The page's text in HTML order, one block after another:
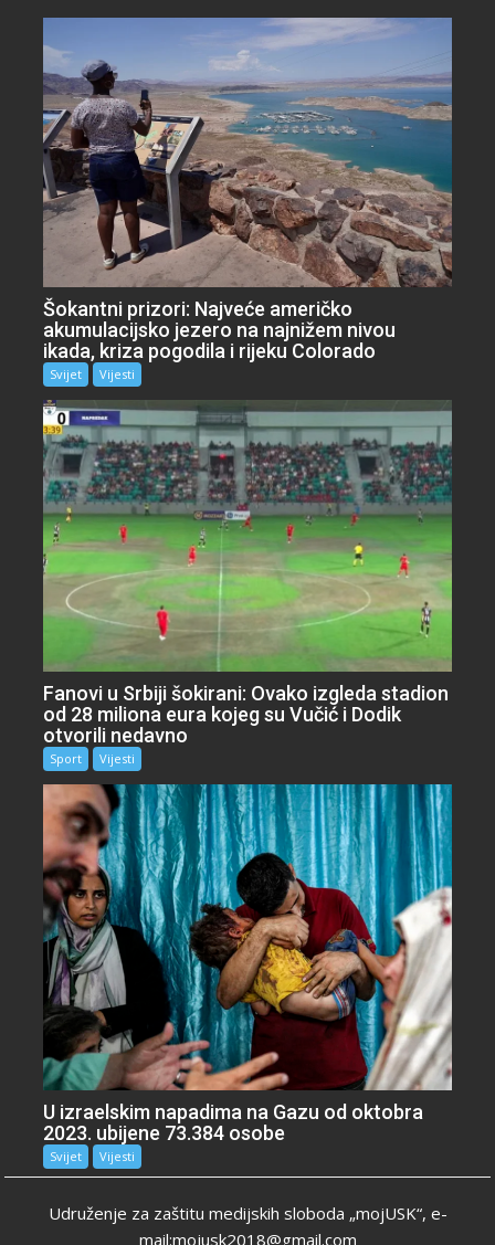
Šokantni prizori: Najveće američko
akumulacijsko jezero na najnižem nivou
ikada, kriza pogodila i rijeku Colorado
Svijet Vijesti
Fanovi u Srbiji šokirani: Ovako izgleda stadion
od 28 miliona eura kojeg su Vučić i Dodik
otvorili nedavno
Sport Vijesti
U izraelskim napadima na Gazu od oktobra
2023. ubijene 73.384 osobe
Svijet Vijesti
Udruženje za zaštitu medijskih sloboda „mojUSK“, e-
mail:mojusk2018@gmail.com